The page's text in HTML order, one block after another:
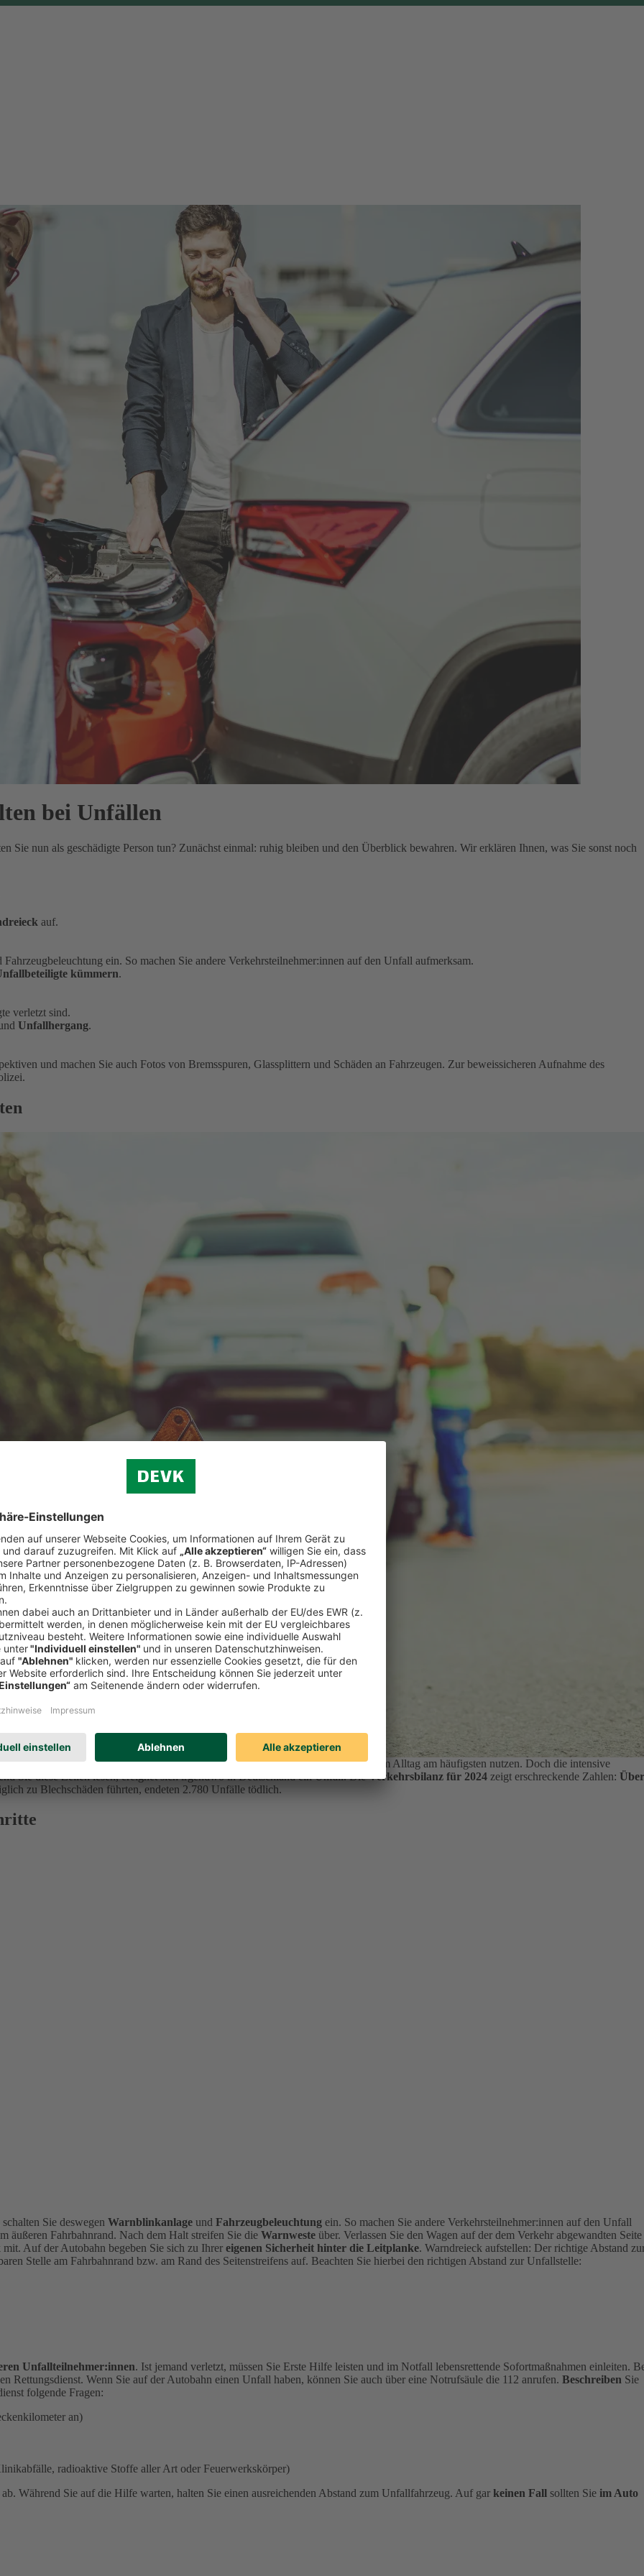
bei Unfällen
Sie nun als geschädigte Person tun? Zunächst einmal: ruhig bleiben und den Überblick bewahren. Wir erklären Ihnen, was Sie sonst noch
auf.
ein. So machen Sie andere Verkehrsteilnehmer:innen auf den Unfall aufmerksam.
kümmern.
verletzt sind.
Unfallhergang.
und machen Sie auch Fotos von Bremsspuren, Glassplittern und Schäden an Fahrzeugen. Zur beweissicheren Aufnahme des
TÜV-Studie aus dem Jahr 2024 ergab, dass 68 Prozent der Befragten ihr Auto im Alltag am häufigsten nutzen. Doch die intensive
Sie diese Zeilen lesen, ereignet sich irgendwo in Deutschland ein Unfall. DieVerkehrsbilanz für 2024 zeigt erschreckende Zahlen: Über
zu Blechschäden führten, endeten 2.780 Unfälle tödlich.
Sie deswegen Warnblinkanlage und Fahrzeugbeleuchtung ein. So machen Sie andere Verkehrsteilnehmer:innen auf den Unfall
äußeren Fahrbahnrand. Nach dem Halt streifen Sie die Warnweste über. Verlassen Sie den Wagen auf der dem Verkehr abgewandten Seite
Auf der Autobahn begeben Sie sich zu Ihrer eigenen Sicherheit hinter die Leitplanke. Warndreieck aufstellen: Der richtige Abstand
Stelle am Fahrbahnrand bzw. am Rand des Seitenstreifens auf. Beachten Sie hierbei den richtigen Abstand zur Unfallstelle:
Unfallteilnehmer:innen. Ist jemand verletzt, müssen Sie Erste Hilfe leisten und im Notfall lebensrettende Sofortmaßnahmen einleiten.
Rettungsdienst. Wenn Sie auf der Autobahn einen Unfall haben, können Sie auch über eine Notrufsäule die 112 anrufen. Beschreiben Sie
folgende Fragen:
an)
radioaktive Stoffe aller Art oder Feuerwerkskörper)
ab. Während Sie auf die Hilfe warten, halten Sie einen ausreichenden Abstand zum Unfallfahrzeug. Auf gar keinen Fall sollten Sie im Auto